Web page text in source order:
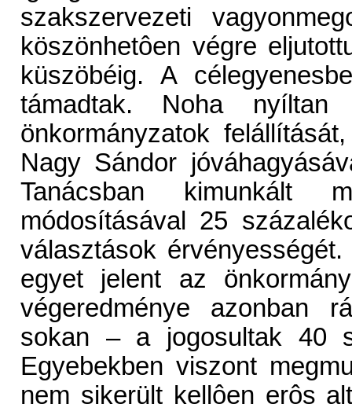
szakszervezeti
köszönhetôen végre
küszöbéig. A
támadtak. Noha
önkormányzatok
Nagy Sándor
Tanácsban kimunkált
módosításával 25
választások
egyet jelent az
végeredménye azonban
sokan – a jogosultak 40
Egyebekben viszont
nem sikerült kellôen erôs